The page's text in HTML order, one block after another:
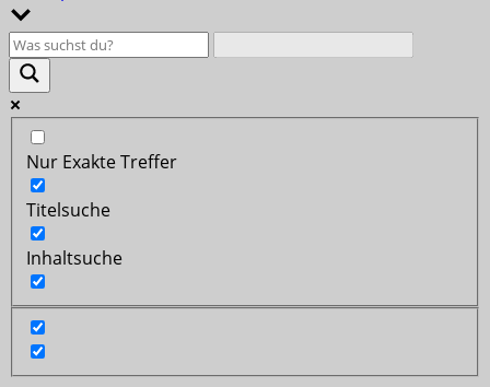
Nur Exakte Treffer
Titelsuche
Inhaltsuche